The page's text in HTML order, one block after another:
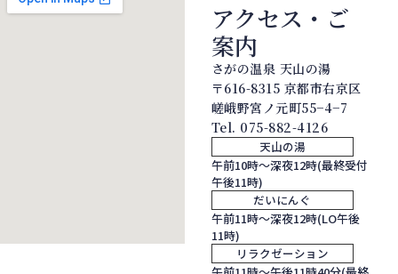
アクセス・ご
案内
さがの温泉 天山の湯
〒616-8315 京都市右京区
嵯峨野宮ノ元町55−4−7
Tel. 075-882-4126
天山の湯
午前10時～深夜12時(最終受付
午後11時)
だいにんぐ
午前11時～深夜12時(LO午後
11時)
リラクゼーション